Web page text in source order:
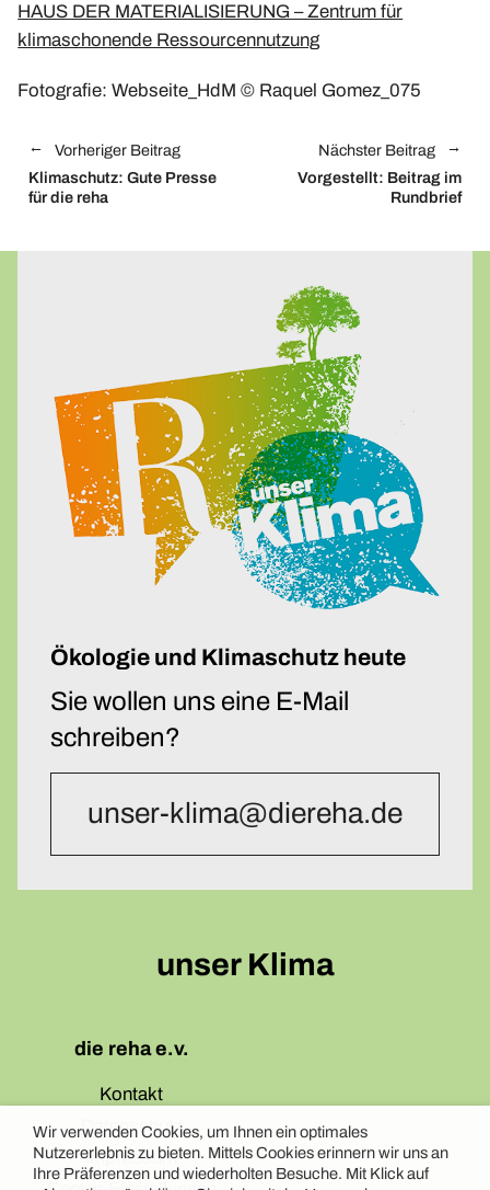
HAUS DER MATERIALISIERUNG – Zentrum für
klimaschonende Ressourcennutzung
Fotografie: Webseite_HdM © Raquel Gomez_075
Vorheriger Beitrag
Klimaschutz: Gute Presse
für die reha
Nächster Beitrag
Vorgestellt: Beitrag im
Rundbrief
Ökologie und Klimaschutz heute
Sie wollen uns eine E-Mail
schreiben?
unser-klima@diereha.de
unser Klima
die reha e.v.
Kontakt
Datenschutz
Impressum
Wir verwenden Cookies, um Ihnen ein optimales
Nutzererlebnis zu bieten. Mittels Cookies erinnern wir uns an
Ihre Präferenzen und wiederholten Besuche. Mit Klick auf